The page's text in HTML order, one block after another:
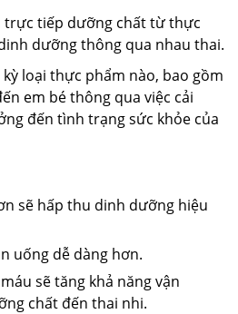
trực tiếp dưỡng chất từ thực
dưỡng thông qua nhau thai.
loại thực phẩm nào, bao gồm
em bé thông qua việc cải
đến tình trạng sức khỏe của
sẽ hấp thu dinh dưỡng hiệu
uống dễ dàng hơn.
sẽ tăng khả năng vận
chất đến thai nhi.